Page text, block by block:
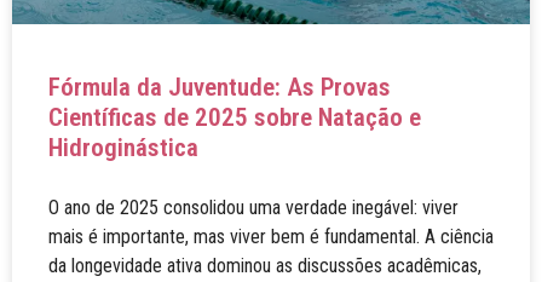
Fórmula da Juventude: As Provas
Científicas de 2025 sobre Natação e
Hidroginástica
O ano de 2025 consolidou uma verdade inegável: viver
mais é importante, mas viver bem é fundamental. A ciência
da longevidade ativa dominou as discussões acadêmicas,